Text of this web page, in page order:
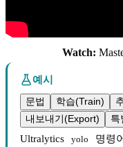
Watch:
예시
문법
학습(Train)
내보내기(Export)
특
Ultralytics
yolo 명령